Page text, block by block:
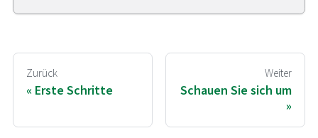
Zurück
Erste Schritte
Weiter
Schauen Sie sich um